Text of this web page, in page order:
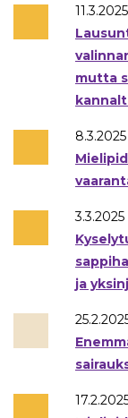
11.3.2025
mutta
8.3.2025
3.3.2025
ja